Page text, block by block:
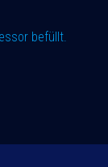
befüllt.